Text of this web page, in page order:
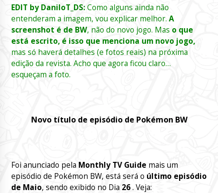
EDIT by DaniloT_DS:Como alguns ainda não
entenderam a imagem, vou explicar melhor. A
screenshot é de BW, não do novo jogo. Mas o que
está escrito, é isso que menciona um novo jogo,
mas só haverá detalhes (e fotos reais) na próxima
edição da revista. Acho que agora ficou claro…
esqueçam a foto.
Novo título de episódio de Pokémon BW
Foi anunciado pela Monthly TV Guide mais um
episódio de Pokémon BW, está será o último episódio
de Maio, sendo exibido no Dia 26. Veja: